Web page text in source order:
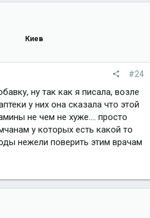
Киев
#24
ну так как я писала, возле
у них она сказала что этой
не чем не хуже.... просто
у которых есть какой то
нежели поверить этим врачам